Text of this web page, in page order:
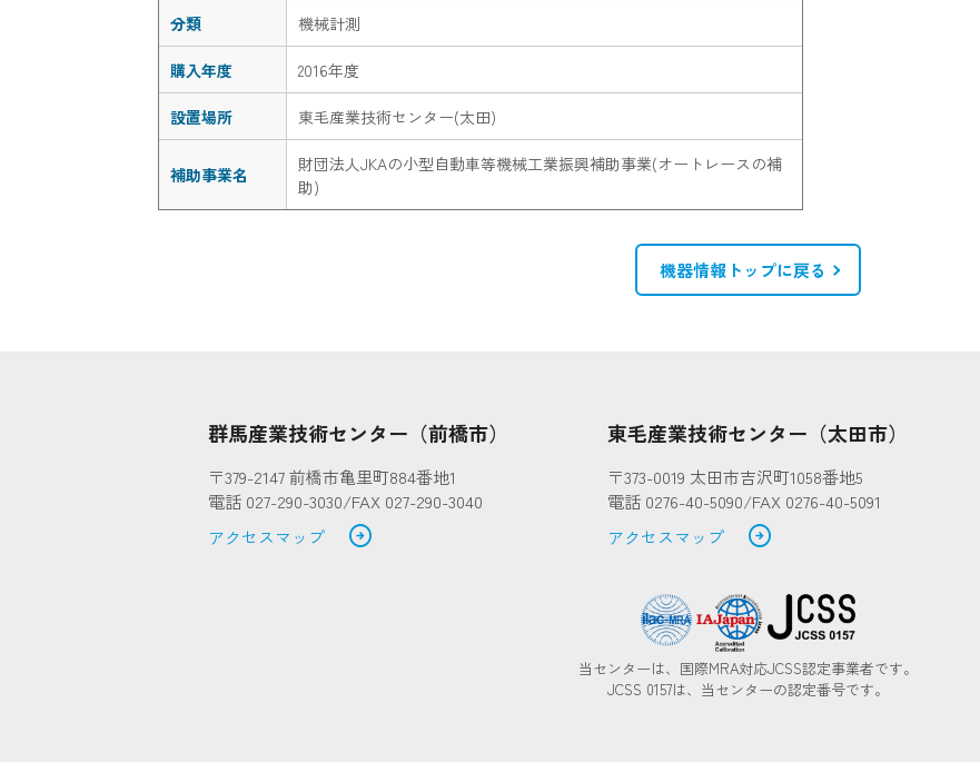
分類 機械計測
購入年度 2016年度
設置場所 東毛産業技術センター(太田)
補助事業名
財団法人JKAの小型自動車等機械工業振興補助事業(オートレースの補
助)
機器情報トップに戻る
群馬産業技術センター（前橋市）
〒379-2147 前橋市亀里町884番地1
電話 027-290-3030/FAX 027-290-3040
アクセスマップ
arrow_circle_right
東毛産業技術センター（太田市）
〒373-0019 太田市吉沢町1058番地5
電話 0276-40-5090/FAX 0276-40-5091
アクセスマップ
arrow_circle_right
当センターは、国際MRA対応JCSS認定事業者です。
JCSS 0157は、当センターの認定番号です。